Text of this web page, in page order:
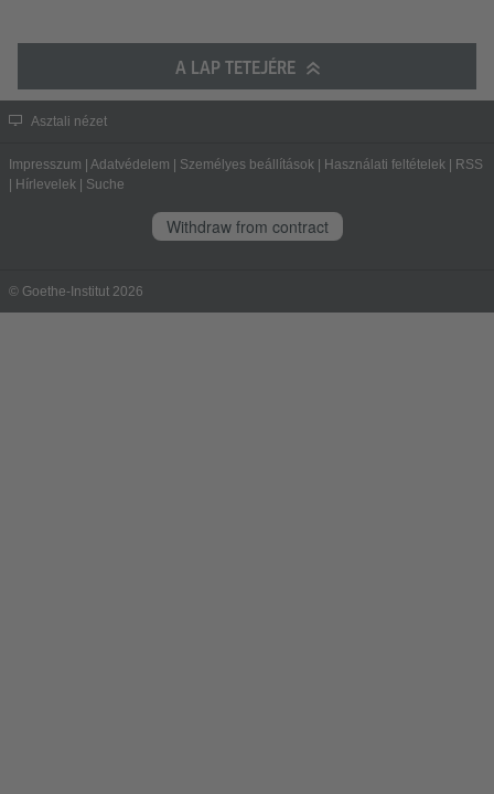
A LAP TETEJÉRE
Asztali nézet
Impresszum Adatvédelem Személyes beállítások Használati feltételek
RSS
Hírlevelek Suche
Withdraw from contract
© Goethe-Institut 2026